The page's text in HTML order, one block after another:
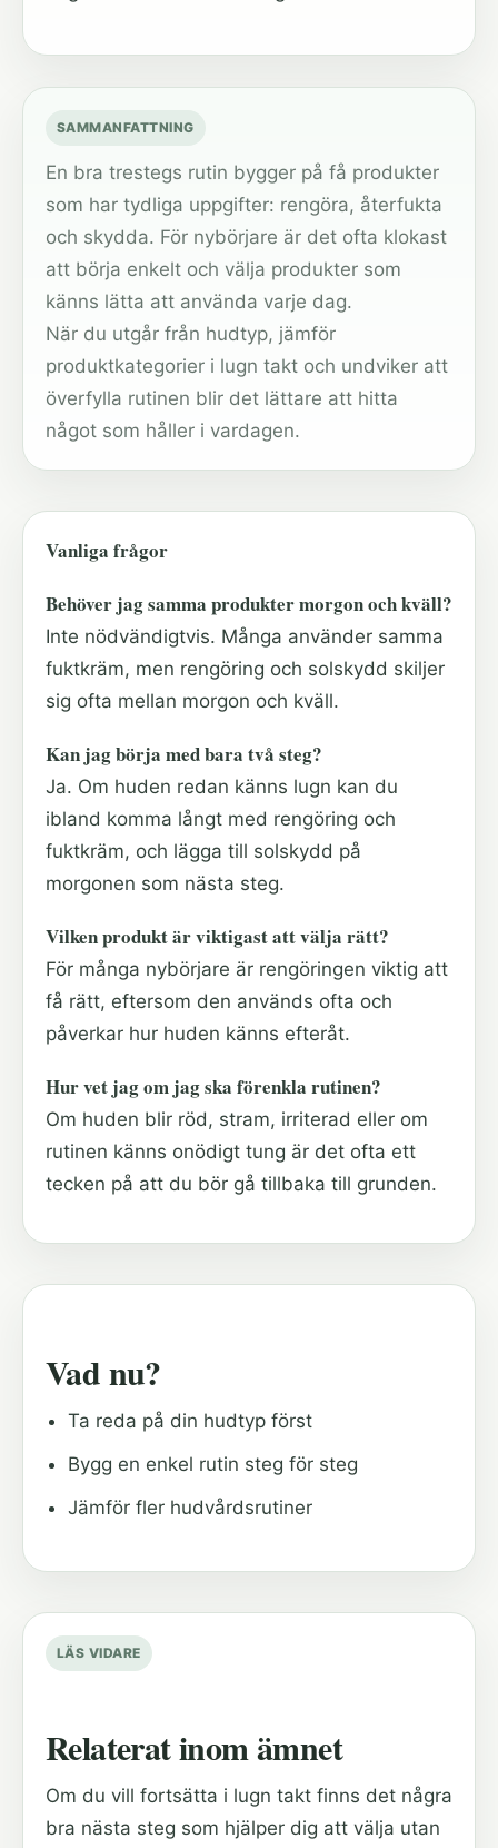
SAMMANFATTNING
En bra trestegs rutin bygger på få produkter
som har tydliga uppgifter: rengöra, återfukta
och skydda. För nybörjare är det ofta klokast
att börja enkelt och välja produkter som
känns lätta att använda varje dag.
När du utgår från hudtyp, jämför
produktkategorier i lugn takt och undviker att
överfylla rutinen blir det lättare att hitta
något som håller i vardagen.
Vanliga frågor
Behöver jag samma produkter morgon och kväll?
Inte nödvändigtvis. Många använder samma
fuktkräm, men rengöring och solskydd skiljer
sig ofta mellan morgon och kväll.
Kan jag börja med bara två steg?
Ja. Om huden redan känns lugn kan du
ibland komma långt med rengöring och
fuktkräm, och lägga till solskydd på
morgonen som nästa steg.
Vilken produkt är viktigast att välja rätt?
För många nybörjare är rengöringen viktig att
få rätt, eftersom den används ofta och
påverkar hur huden känns efteråt.
Hur vet jag om jag ska förenkla rutinen?
Om huden blir röd, stram, irriterad eller om
rutinen känns onödigt tung är det ofta ett
tecken på att du bör gå tillbaka till grunden.
Vad nu?
Ta reda på din hudtyp först
Bygg en enkel rutin steg för steg
Jämför fler hudvårdsrutiner
LÄS VIDARE
Relaterat inom ämnet
Om du vill fortsätta i lugn takt finns det några
bra nästa steg som hjälper dig att välja utan